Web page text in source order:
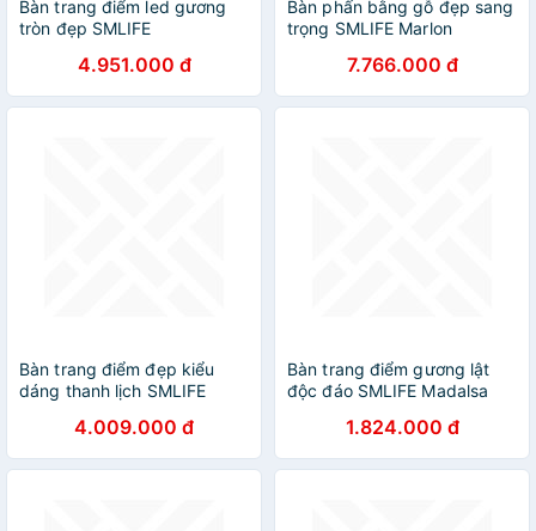
Bàn trang điểm led gương
tròn đẹp SMLIFE
4.951.000 đ
Bàn phấn bằng gỗ đẹp sang
trọng SMLIFE Marlon
7.766.000 đ
Bàn trang điểm đẹp kiểu
dáng thanh lịch SMLIFE
4.009.000 đ
Bàn trang điểm gương lật
độc đáo SMLIFE Madalsa
1.824.000 đ